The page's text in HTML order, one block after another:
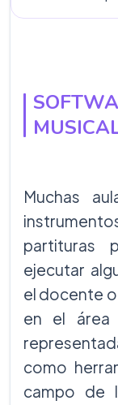
Muchas
partituras
ejecutar
el docente
en el área
como
campo de